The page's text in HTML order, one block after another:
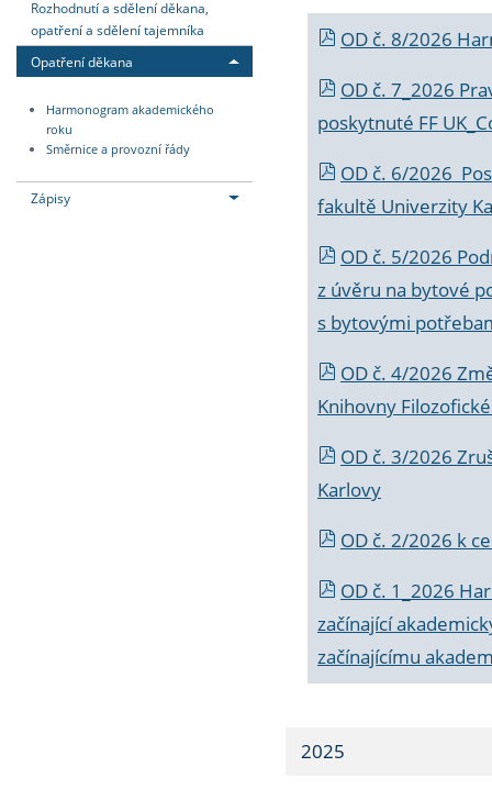
Rozhodnutí a sdělení děkana,
opatření a sdělení tajemníka
Opatření děkana
Harmonogram akademického
roku
Směrnice a provozní řády
Zápisy
OD č. 8/2026
OD č. 7_2026
poskytnuté FF
OD č. 6/2026
fakultě Univerzity
OD č. 5/2026
z úvěru na bytové
s bytovými
OD č. 4/2026
Knihovny
OD č. 3/2026
Karlovy
OD č. 2/2026 k
OD č. 1_2026
začínající
začínajícímu
2025